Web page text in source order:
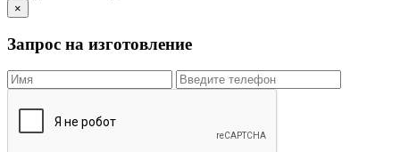
×
Запрос на изготовление